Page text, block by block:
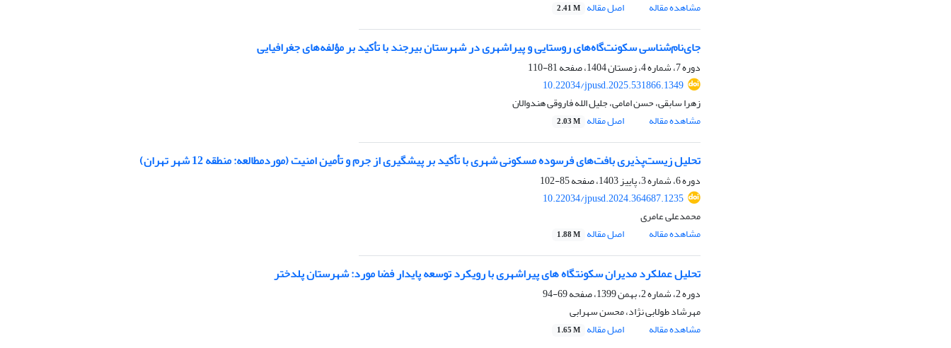
مشاهده مقاله
اصل مقاله 2.41 M
جای‌نام‌شناسی سکونت‌گاه‌های روستایی و پیراشهری در شهرستان بیرجند با تأکید بر مؤلفه‌های جغرافیایی
دوره 7، شماره 4، زمستان 1404، صفحه
81-110
10.22034/jpusd.2025.531866.1349
زهرا سابقی، حسن امامی، جلیل الله فاروقی هندوالان
مشاهده مقاله
اصل مقاله 2.03 M
تحلیل زیست‌پذیری بافت‌های فرسوده مسکونی شهری با تأکید بر پیشگیری از جرم و تأمین امنیت (موردمطالعه: منطقه 12 شهر تهران)
دوره 6، شماره 3، پاییز 1403، صفحه
85-102
10.22034/jpusd.2024.364687.1235
محمدعلی عامری
مشاهده مقاله
اصل مقاله 1.88 M
تحلیل عملکرد مدیران سکونتگاه های پیراشهری با رویکرد توسعه پایدار فضا مورد: شهرستان پلدختر
دوره 2، شماره 2، بهمن 1399، صفحه
69-94
مهرشاد طولابی نژاد، محسن سهرابی
مشاهده مقاله
اصل مقاله 1.65 M